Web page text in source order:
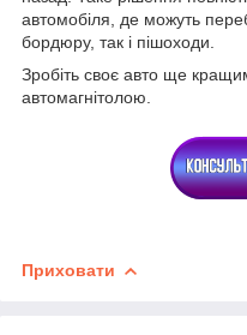
автомобіля, де можуть
бордюру, так і пішоходи.
Зробіть своє авто ще
автомагнітолою.
Приховати